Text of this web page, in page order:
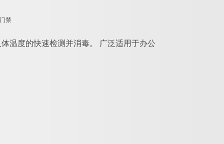
温度的快速检测并消毒。 广泛适用于办公